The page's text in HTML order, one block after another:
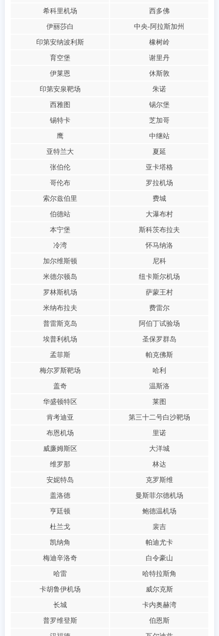
希科里机场
西多佛
伊丽莎白
中央-阿拉斯加州
印第安纳波利斯
橡树岭
育空堡
谢里丹
伊莱恩
休斯敦
印第安泉靶场
朱诺
西雅图
锡尔堡
锡特卡
芝加哥
鹰
中继站
亚特兰大
夏延
张伯伦
亚卡塔格
哥伦布
罗拉机场
索尔兹伯里
费城
伯德站
大瀑布村
本宁堡
斯科茨布拉夫
冷湾
怀马纳洛
加尔维斯顿
尼科
米德尔顿岛
纽卡斯尔机场
罗林斯机场
萨蒙王村
米纳布拉夫
费雷尔
普雷斯克岛
阿伯丁试验场
埃普利机场
圣保罗群岛
孟菲斯
帕克佛斯
梅尔罗斯靶场
哈利
盖奇
温斯洛
华盛顿特区
莱图
肯考迪亚
第三十二号白沙靶场
布恩机场
里诺
威廉姆斯区
大洋城
维罗那
林达
安妮特岛
克罗斯维
盖洛德
曼斯菲尔德机场
亨廷顿
鲍德温机场
杜兰戈
裴吉
凯纳角
帕迪尤卡
梅迪辛洛奇
白令豪山
哈雷
哈特拉斯角
卡胡鲁伊机场
威尔克斯
长城
卡内奥赫湾
普罗维登斯
伯恩斯